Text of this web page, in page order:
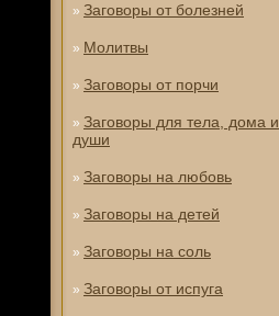
» Заговоры от болезней
» Молитвы
» Заговоры от порчи
» Заговоры для тела, дома и
души
» Заговоры на любовь
» Заговоры на детей
» Заговоры на соль
» Заговоры от испуга